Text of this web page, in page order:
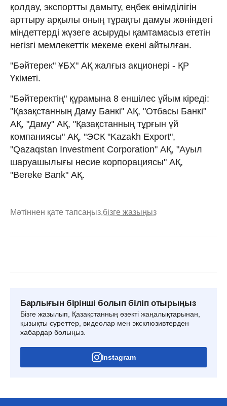
қолдау, экспортты дамыту, еңбек өнімділігін
арттыру арқылы оның тұрақты дамуы жөніндегі
міндеттерді жүзеге асыруды қамтамасыз ететін
негізгі мемлекеттік мекеме екені айтылған.
"Бәйтерек" ҰБХ" АҚ жалғыз акционері - ҚР
Үкіметі.
"Бәйтеректің" құрамына 8 еншілес ұйым кіреді:
"Қазақстанның Даму Банкі" АҚ, "Отбасы Банкі"
АҚ, "Даму" АҚ, "Қазақстанның тұрғын үй
компаниясы" АҚ, "ЭСК "Kazakh Export",
"Qazaqstan Investment Corporation" АҚ, "Ауыл
шаруашылығы несие корпорациясы" АҚ,
"Bereke Bank" АҚ.
Мәтіннен қате тапсаңыз,бізге жазыңыз
Барлығын бірінші болып біліп отырыңыз
Бізге жазылып, Қазақстанның өзекті жаңалықтарынан,
қызықты суреттер, видеолар мен эксклюзивтерден
хабардар болыңыз.
Instagram